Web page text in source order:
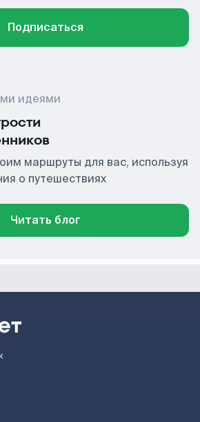
Подписаться
идеями
маршруты для вас, используя
о путешествиях
Читать блог